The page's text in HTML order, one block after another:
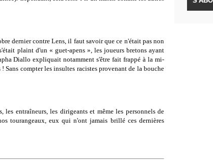
dernier contre Lens, il faut savoir que ce n'était pas non
plaint d'un « guet-apens », les joueurs bretons ayant
Diallo expliquait notamment s'être fait frappé à la mi-
Sans compter les insultes racistes provenant de la bouche
entraîneurs, les dirigeants et même les personnels de
tourangeaux, eux qui n'ont jamais brillé ces dernières